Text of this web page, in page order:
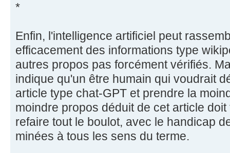
*
Enfin, l'intelligence artificiel peut
efficacement des informations type
autres propos pas forcément vérifiés.
indique qu'un être humain qui voudrait
article type chat-GPT et prendre la
moindre propos déduit de cet article
refaire tout le boulot, avec le handicap
minées à tous les sens du terme.